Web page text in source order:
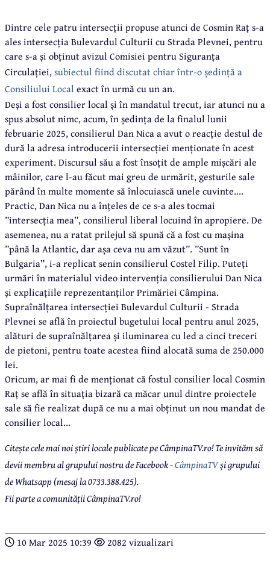
Dintre cele patru intersecții propuse atunci de Cosmin Raț s-a
ales intersecția Bulevardul Culturii cu Strada Plevnei, pentru
care s-a și obținut avizul Comisiei pentru Siguranța
Circulației,subiectul fiind discutat chiar într-o ședință a
Consiliului Local exact în urmă cu un an.
Deși a fost consilier local și în mandatul trecut, iar atunci nu a
spus absolut nimc, acum, în ședința de la finalul lunii
februarie 2025, consilierul Dan Nica a avut o reacție destul de
dură la adresa introducerii intersecției menționate în acest
experiment. Discursul său a fost însoțit de ample mișcări ale
mâinilor, care l-au făcut mai greu de urmărit, gesturile sale
părând în multe momente să înlocuiască unele cuvinte....
Practic, Dan Nica nu a înțeles de ce s-a ales tocmai
”intersecția mea”, consilierul liberal locuind în apropiere. De
asemenea, nu a ratat prilejul să spună că a fost cu mașina
”până la Atlantic, dar așa ceva nu am văzut”. ”Sunt în
Bulgaria”, i-a replicat senin consilierul Costel Filip. Puteți
urmări în materialul video intervenția consilierului Dan Nica
și explicațiile reprezentanților Primăriei Câmpina.
Supraînălțarea intersecției Bulevardul Culturii - Strada
Plevnei se află în proiectul bugetului local pentru anul 2025,
alături de supraînălțarea și iluminarea cu led a cinci treceri
de pietoni, pentru toate acestea fiind alocată suma de 250.000
lei.
Oricum, ar mai fi de menționat că fostul consilier local Cosmin
Raț se află în situația bizară ca măcar unul dintre proiectele
sale să fie realizat după ce nu a mai obținut un nou mandat de
consilier local...
Citește cele mai noi știri locale publicate pe CâmpinaTV.ro! Te invităm să
devii membru al grupului nostru de Facebook -CâmpinaTVși grupului
de Whatsapp (mesaj la 0733.388.425).
Fii parte a comunității CâmpinaTV.ro!
10 Mar 2025 10:39 2082 vizualizari